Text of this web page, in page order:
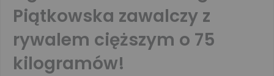
Piątkowska zawalczy z
rywalem cięższym o 75
kilogramów!